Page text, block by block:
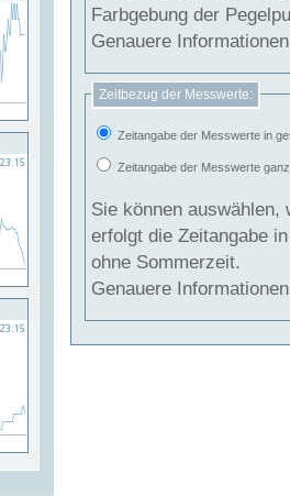
Farbgebung der
Genauere
Zeitbezug der Messwerte:
Zeitangabe der Messwerte in
Zeitangabe der Messwerte
Sie können auswählen,
erfolgt die Zeitangabe
ohne Sommerzeit.
Genauere